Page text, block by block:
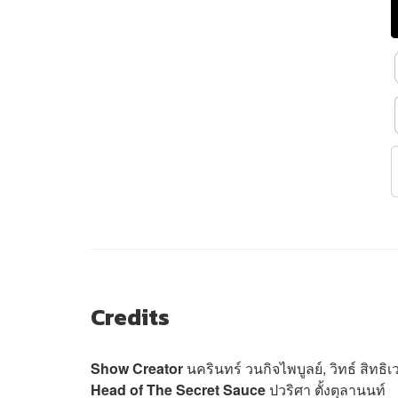
Credits
Show Creator นครินทร์ วนกิจไพบูลย์, วิทธ์ สิทธิเ
Head of The Secret Sauceปวริศา ตั้งตุลานนท์